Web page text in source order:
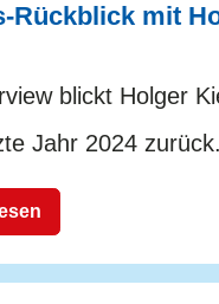
Rückblick mit
blickt Holger
Jahr 2024 zurück.